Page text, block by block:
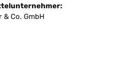
Co. GmbH